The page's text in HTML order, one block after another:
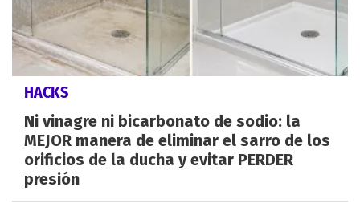
HACKS
Ni vinagre ni bicarbonato de sodio: la
MEJOR manera de eliminar el sarro de los
orificios de la ducha y evitar PERDER
presión